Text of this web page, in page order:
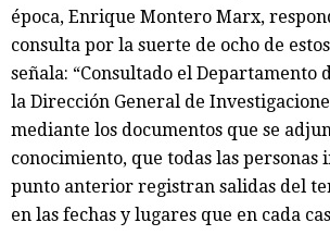
época, Enrique Montero Marx,
consulta por la suerte de ocho de
señala: “Consultado el Departamento
la Dirección General de
mediante los documentos que se
conocimiento, que todas las personas
punto anterior registran salidas del
en las fechas y lugares que en cada